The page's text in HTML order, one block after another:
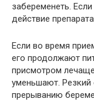
забеременеть.
действие
Если во время
его продолжают
присмотром
уменьшают. Резкий
прерыванию